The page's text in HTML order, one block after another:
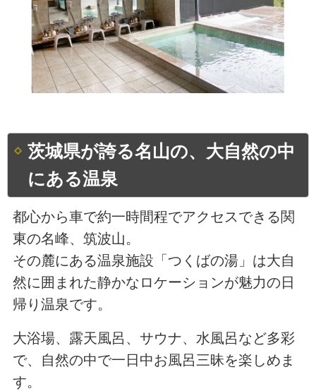
茨城県が誇る名山の、大自然の中
にある温泉
都心から車で約一時間程でアクセスできる関
東の名峰、筑波山。
その麓にある温泉施設「つくばの湯」は大自
然に囲まれた静かなロケーションが魅力の日
帰り温泉です。
大浴場、露天風呂、サウナ、水風呂など多彩
で、自然の中で一日中お風呂三昧を楽しめま
す。